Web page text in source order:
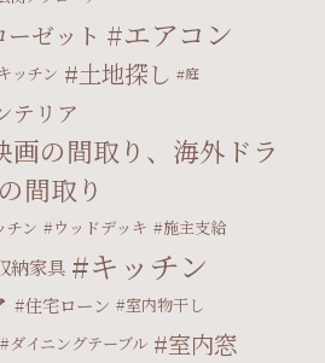
ゼット エアコン
ッチン 土地探し 庭
テリア
画の間取り、海外ドラ
間取り
チン ウッドデッキ 施主支給
納家具 キッチン
住宅ローン
室内物干し
ダイニングテーブル 室内窓